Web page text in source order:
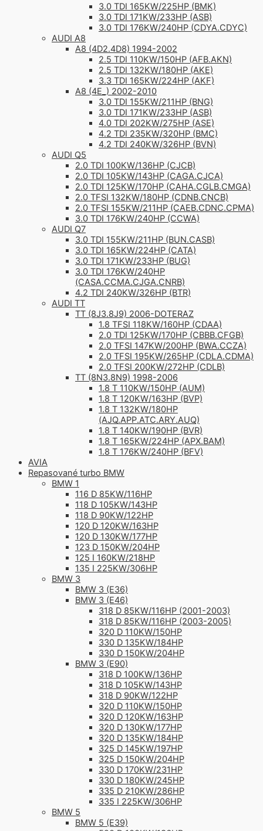
3.0 TDI 165KW/225HP (BMK)
3.0 TDI 171KW/233HP (ASB)
3.0 TDI 176KW/240HP (CDYA.CDYC)
AUDI A8
A8 (4D2.4D8) 1994-2002
2.5 TDI 110KW/150HP (AFB.AKN)
2.5 TDI 132KW/180HP (AKE)
3.3 TDI 165KW/224HP (AKF)
A8 (4E_) 2002-2010
3.0 TDI 155KW/211HP (BNG)
3.0 TDI 171KW/233HP (ASB)
4.0 TDI 202KW/275HP (ASE)
4.2 TDI 235KW/320HP (BMC)
4.2 TDI 240KW/326HP (BVN)
AUDI Q5
2.0 TDI 100KW/136HP (CJCB)
2.0 TDI 105KW/143HP (CAGA.CJCA)
2.0 TDI 125KW/170HP (CAHA.CGLB.CMGA)
2.0 TFSI 132KW/180HP (CDNB.CNCB)
2.0 TFSI 155KW/211HP (CAEB.CDNC.CPMA)
3.0 TDI 176KW/240HP (CCWA)
AUDI Q7
3.0 TDI 155KW/211HP (BUN.CASB)
3.0 TDI 165KW/224HP (CATA)
3.0 TDI 171KW/233HP (BUG)
3.0 TDI 176KW/240HP
(CASA.CCMA.CJGA.CNRB)
4.2 TDI 240KW/326HP (BTR)
AUDI TT
TT (8J3.8J9) 2006-DOTERAZ
1.8 TFSI 118KW/160HP (CDAA)
2.0 TDI 125KW/170HP (CBBB.CFGB)
2.0 TFSI 147KW/200HP (BWA.CCZA)
2.0 TFSI 195KW/265HP (CDLA.CDMA)
2.0 TFSI 200KW/272HP (CDLB)
TT (8N3.8N9) 1998-2006
1.8 T 110KW/150HP (AUM)
1.8 T 120KW/163HP (BVP)
1.8 T 132KW/180HP
(AJQ.APP.ATC.ARY.AUQ)
1.8 T 140KW/190HP (BVR)
1.8 T 165KW/224HP (APX.BAM)
1.8 T 176KW/240HP (BFV)
AVIA
Repasované turbo BMW
BMW 1
116 D 85KW/116HP
118 D 105KW/143HP
118 D 90KW/122HP
120 D 120KW/163HP
120 D 130KW/177HP
123 D 150KW/204HP
125 I 160KW/218HP
135 I 225KW/306HP
BMW 3
BMW 3 (E36)
BMW 3 (E46)
318 D 85KW/116HP (2001-2003)
318 D 85KW/116HP (2003-2005)
320 D 110KW/150HP
330 D 135KW/184HP
330 D 150KW/204HP
BMW 3 (E90)
318 D 100KW/136HP
318 D 105KW/143HP
318 D 90KW/122HP
320 D 110KW/150HP
320 D 120KW/163HP
320 D 130KW/177HP
320 D 135KW/184HP
325 D 145KW/197HP
325 D 150KW/204HP
330 D 170KW/231HP
330 D 180KW/245HP
335 D 210KW/286HP
335 I 225KW/306HP
BMW 5
BMW 5 (E39)